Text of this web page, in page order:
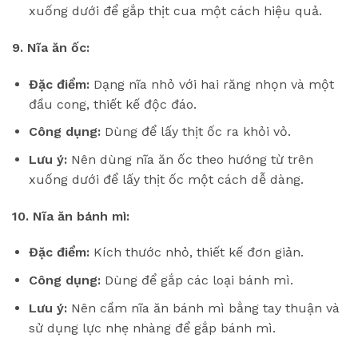
xuống dưới để gắp thịt cua một cách hiệu quả.
9. Nĩa ăn ốc:
Đặc điểm:Dạng nĩa nhỏ với hai răng nhọn và một
đầu cong, thiết kế độc đáo.
Công dụng:Dùng để lấy thịt ốc ra khỏi vỏ.
Lưu ý:Nên dùng nĩa ăn ốc theo hướng từ trên
xuống dưới để lấy thịt ốc một cách dễ dàng.
10. Nĩa ăn bánh mì:
Đặc điểm:Kích thước nhỏ, thiết kế đơn giản.
Công dụng:Dùng để gắp các loại bánh mì.
Lưu ý:Nên cầm nĩa ăn bánh mì bằng tay thuận và
sử dụng lực nhẹ nhàng để gắp bánh mì.